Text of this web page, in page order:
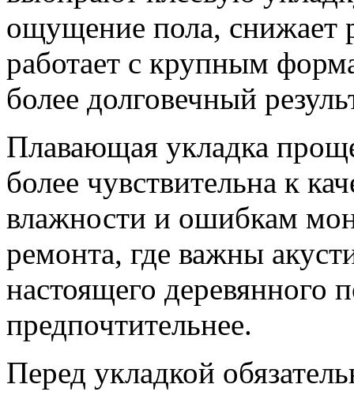
ощущение пола, снижает
работает с крупным
более долговечный
Плавающая укладка
более чувствительна к
влажности и ошибкам
ремонта, где важны
настоящего деревянного
предпочтительнее.
Перед укладкой